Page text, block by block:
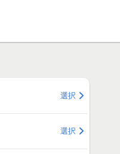
選択
選択